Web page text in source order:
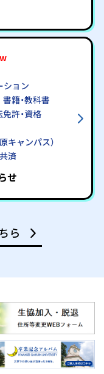
ション
書籍・教科書
許・資格
キャンパス）
済
せ
ポート・共済
けられた皆
科書
科書販売に
ら